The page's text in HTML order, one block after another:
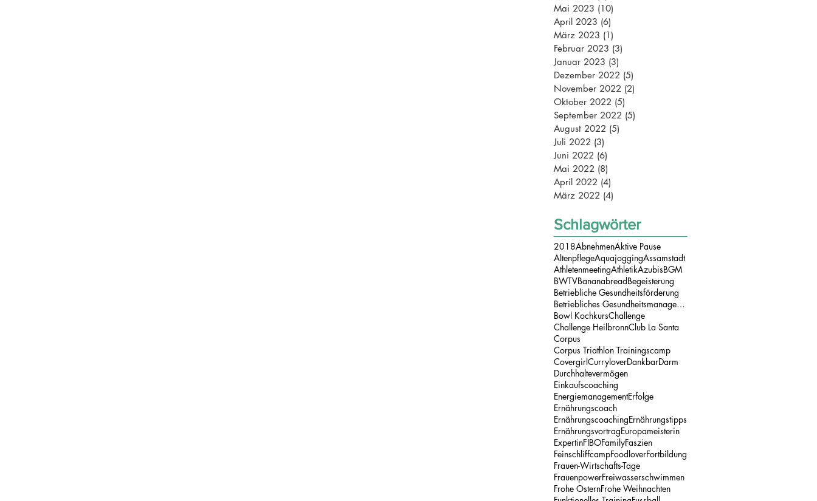
Mai 2023 (10)
April 2023 (6)
März 2023 (1)
Februar 2023 (3)
Januar 2023 (3)
Dezember 2022 (5)
November 2022 (2)
Oktober 2022 (5)
September 2022 (5)
August 2022 (5)
Juli 2022 (3)
Juni 2022 (6)
Mai 2022 (8)
April 2022 (4)
März 2022 (4)
Schlagwörter
2018AbnehmenAktive Pause
AltenpflegeAquajoggingAssamstadt
AthletenmeetingAthletikAzubisBGM
BWTVBananabreadBegeisterung
Betriebliche Gesundheitsförderung
Betriebliches Gesundheitsmanagement
Bowl KochkursChallenge
Challenge HeilbronnClub La Santa
Corpus
Corpus Triathlon Trainingscamp
CovergirlCurryloverDankbarDarm
Durchhaltevermögen
Einkaufscoaching
EnergiemanagementErfolge
Ernährungscoach
ErnährungscoachingErnährungstipps
ErnährungsvortragEuropameisterin
ExpertinFIBOFamilyFaszien
FeinschliffcampFoodloverFortbildung
Frauen-Wirtschafts-Tage
FrauenpowerFreiwasserschwimmen
Frohe OsternFrohe Weihnachten